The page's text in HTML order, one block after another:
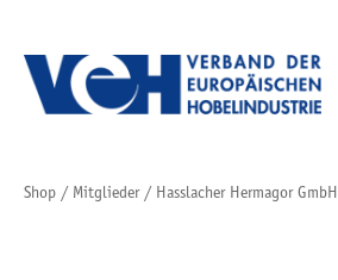
Shop / Mitglieder/ Hasslacher Hermagor GmbH